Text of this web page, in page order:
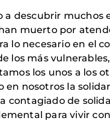
a descubrir
muerto por
lo necesario en el
los más
los unos a los
nosotros la
contagiado de
para vivir